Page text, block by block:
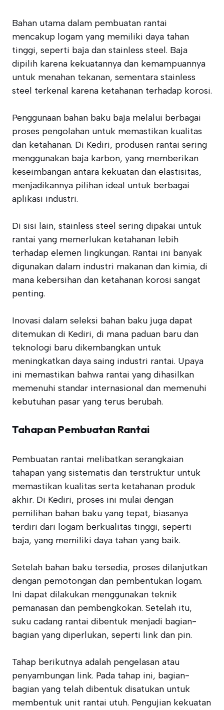
Bahan utama dalam pembuatan rantai
mencakup logam yang memiliki daya tahan
tinggi, seperti baja dan stainless steel. Baja
dipilih karena kekuatannya dan kemampuannya
untuk menahan tekanan, sementara stainless
steel terkenal karena ketahanan terhadap korosi.
Penggunaan bahan baku baja melalui berbagai
proses pengolahan untuk memastikan kualitas
dan ketahanan. Di Kediri, produsen rantai sering
menggunakan baja karbon, yang memberikan
keseimbangan antara kekuatan dan elastisitas,
menjadikannya pilihan ideal untuk berbagai
aplikasi industri.
Di sisi lain, stainless steel sering dipakai untuk
rantai yang memerlukan ketahanan lebih
terhadap elemen lingkungan. Rantai ini banyak
digunakan dalam industri makanan dan kimia, di
mana kebersihan dan ketahanan korosi sangat
penting.
Inovasi dalam seleksi bahan baku juga dapat
ditemukan di Kediri, di mana paduan baru dan
teknologi baru dikembangkan untuk
meningkatkan daya saing industri rantai. Upaya
ini memastikan bahwa rantai yang dihasilkan
memenuhi standar internasional dan memenuhi
kebutuhan pasar yang terus berubah.
Tahapan Pembuatan Rantai
Pembuatan rantai melibatkan serangkaian
tahapan yang sistematis dan terstruktur untuk
memastikan kualitas serta ketahanan produk
akhir. Di Kediri, proses ini mulai dengan
pemilihan bahan baku yang tepat, biasanya
terdiri dari logam berkualitas tinggi, seperti
baja, yang memiliki daya tahan yang baik.
Setelah bahan baku tersedia, proses dilanjutkan
dengan pemotongan dan pembentukan logam.
Ini dapat dilakukan menggunakan teknik
pemanasan dan pembengkokan. Setelah itu,
suku cadang rantai dibentuk menjadi bagian-
bagian yang diperlukan, seperti link dan pin.
Tahap berikutnya adalah pengelasan atau
penyambungan link. Pada tahap ini, bagian-
bagian yang telah dibentuk disatukan untuk
membentuk unit rantai utuh. Pengujian kekuatan